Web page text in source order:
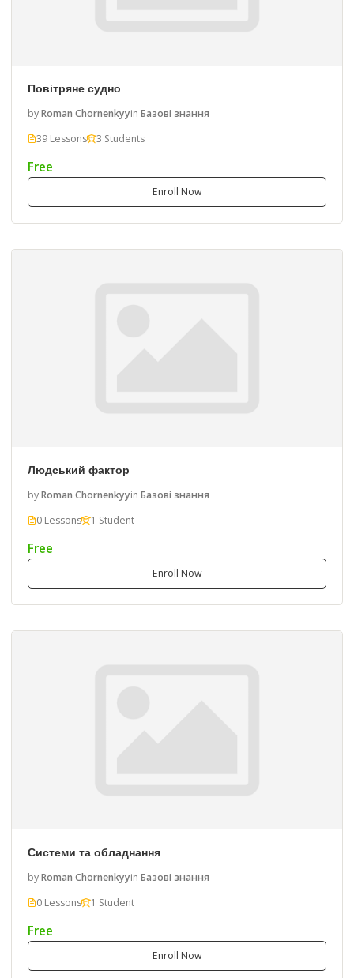
Повітряне судно
byRoman Chornenkyyin Базові знання
39 Lessons
3 Students
Free
Enroll Now
Людський фактор
byRoman Chornenkyyin Базові знання
0 Lessons
1 Student
Free
Enroll Now
Системи та обладнання
byRoman Chornenkyyin Базові знання
0 Lessons
1 Student
Free
Enroll Now